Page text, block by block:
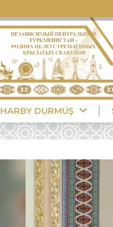
HARBY DURMUŞ